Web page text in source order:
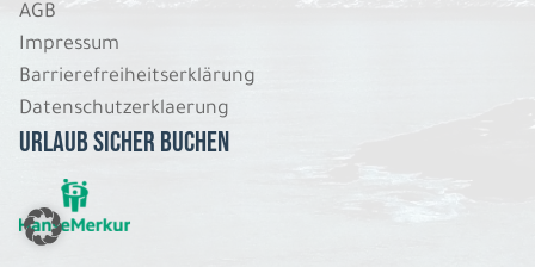
AGB
Impressum
Barrierefreiheitserklärung
Datenschutzerklaerung
Urlaub sicher buchen